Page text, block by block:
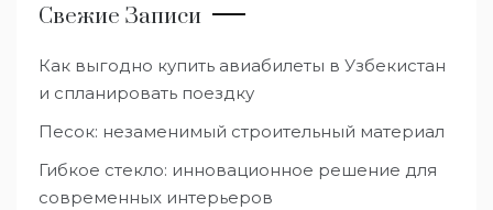
Свежие Записи
Как выгодно купить авиабилеты в Узбекистан
и спланировать поездку
Песок: незаменимый строительный материал
Гибкое стекло: инновационное решение для
современных интерьеров